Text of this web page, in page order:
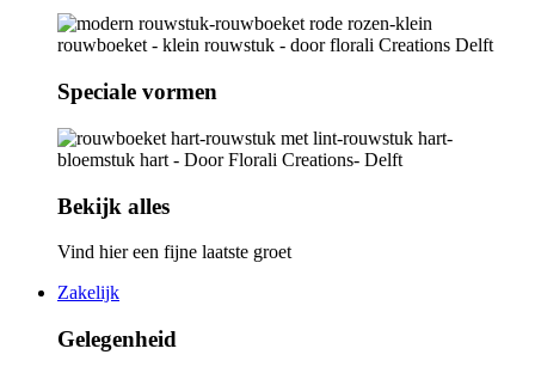
Speciale vormen
Bekijk alles
Vind hier een fijne laatste groet
Zakelijk
Gelegenheid